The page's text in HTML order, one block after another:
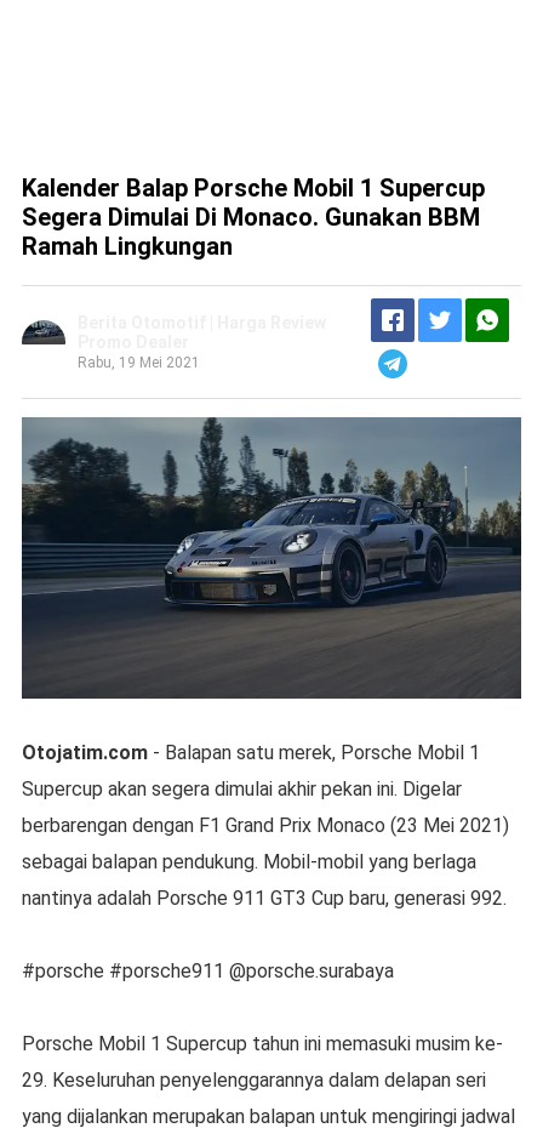
Kalender Balap Porsche Mobil 1 Supercup
Segera Dimulai Di Monaco. Gunakan BBM
Ramah Lingkungan
Rabu, 19 Mei 2021
Otojatim.com- Balapan satu merek, Porsche Mobil 1
Supercup akan segera dimulai akhir pekan ini. Digelar
berbarengan dengan F1 Grand Prix Monaco (23 Mei 2021)
sebagai balapan pendukung. Mobil-mobil yang berlaga
nantinya adalah Porsche 911 GT3 Cup baru, generasi 992.
#porsche #porsche911 @porsche.surabaya
Porsche Mobil 1 Supercup tahun ini memasuki musim ke-
29. Keseluruhan penyelenggarannya dalam delapan seri
yang dijalankan merupakan balapan untuk mengiringi jadwal